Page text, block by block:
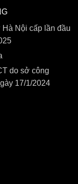
Nội cấp lần đầu
do sở công
17/1/2024